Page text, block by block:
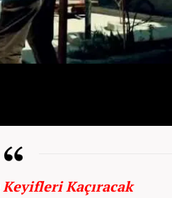
Keyifleri Kaçıracak